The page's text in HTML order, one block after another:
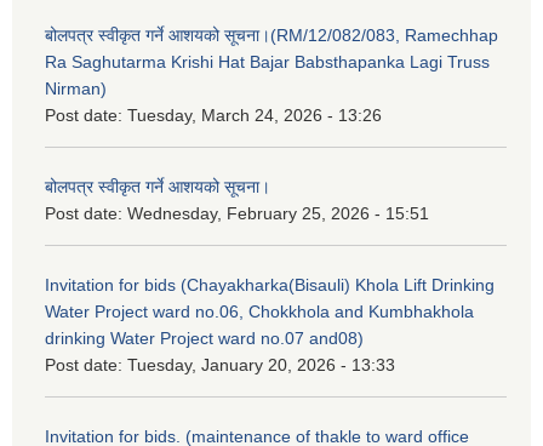
बोलपत्र स्वीकृत गर्ने आशयको सूचना।(RM/12/082/083, Ramechhap
Ra Saghutarma Krishi Hat Bajar Babsthapanka Lagi Truss
Nirman)
Post date: Tuesday, March 24, 2026 - 13:26
बोलपत्र स्वीकृत गर्ने आशयको सूचना।
Post date: Wednesday, February 25, 2026 - 15:51
Invitation for bids (Chayakharka(Bisauli) Khola Lift Drinking
Water Project ward no.06, Chokkhola and Kumbhakhola
drinking Water Project ward no.07 and08)
Post date: Tuesday, January 20, 2026 - 13:33
Invitation for bids. (maintenance of thakle to ward office